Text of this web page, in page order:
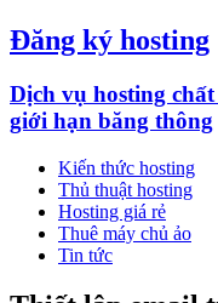
Đăng ký hosting
Dịch vụ hosting
giới hạn băng thông
Kiến thức hosting
Thủ thuật hosting
Hosting giá rẻ
Thuê máy chủ ảo
Tin tức